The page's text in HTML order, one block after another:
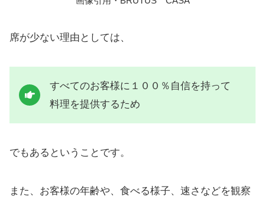
席が少ない理由としては、
すべてのお客様に１００％自信を持って
料理を提供するため
でもあるということです。
また、お客様の年齢や、食べる様子、速さなどを観察